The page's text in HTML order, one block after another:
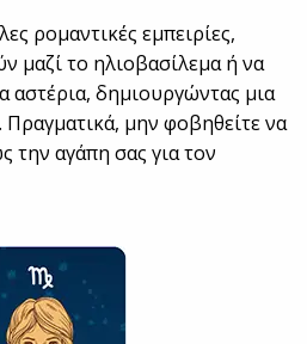
ρομαντικές εμπειρίες,
μαζί το ηλιοβασίλεμα ή να
δημιουργώντας μια
Πραγματικά, μην φοβηθείτε να
την αγάπη σας για τον